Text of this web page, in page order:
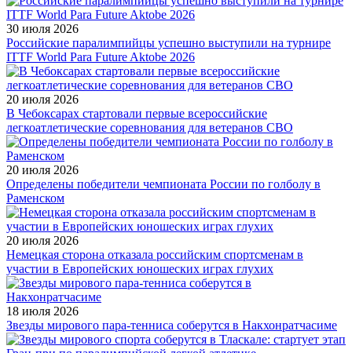
30 июля 2026
Российские паралимпийцы успешно выступили на турнире
ITTF World Para Future Aktobe 2026
20 июля 2026
В Чебоксарах стартовали первые всероссийские
легкоатлетические соревнования для ветеранов СВО
20 июля 2026
Определены победители чемпионата России по голболу в
Раменском
20 июля 2026
Немецкая сторона отказала российским спортсменам в
участии в Европейских юношеских играх глухих
18 июля 2026
Звезды мирового пара-тенниса соберутся в Накхонратчасиме